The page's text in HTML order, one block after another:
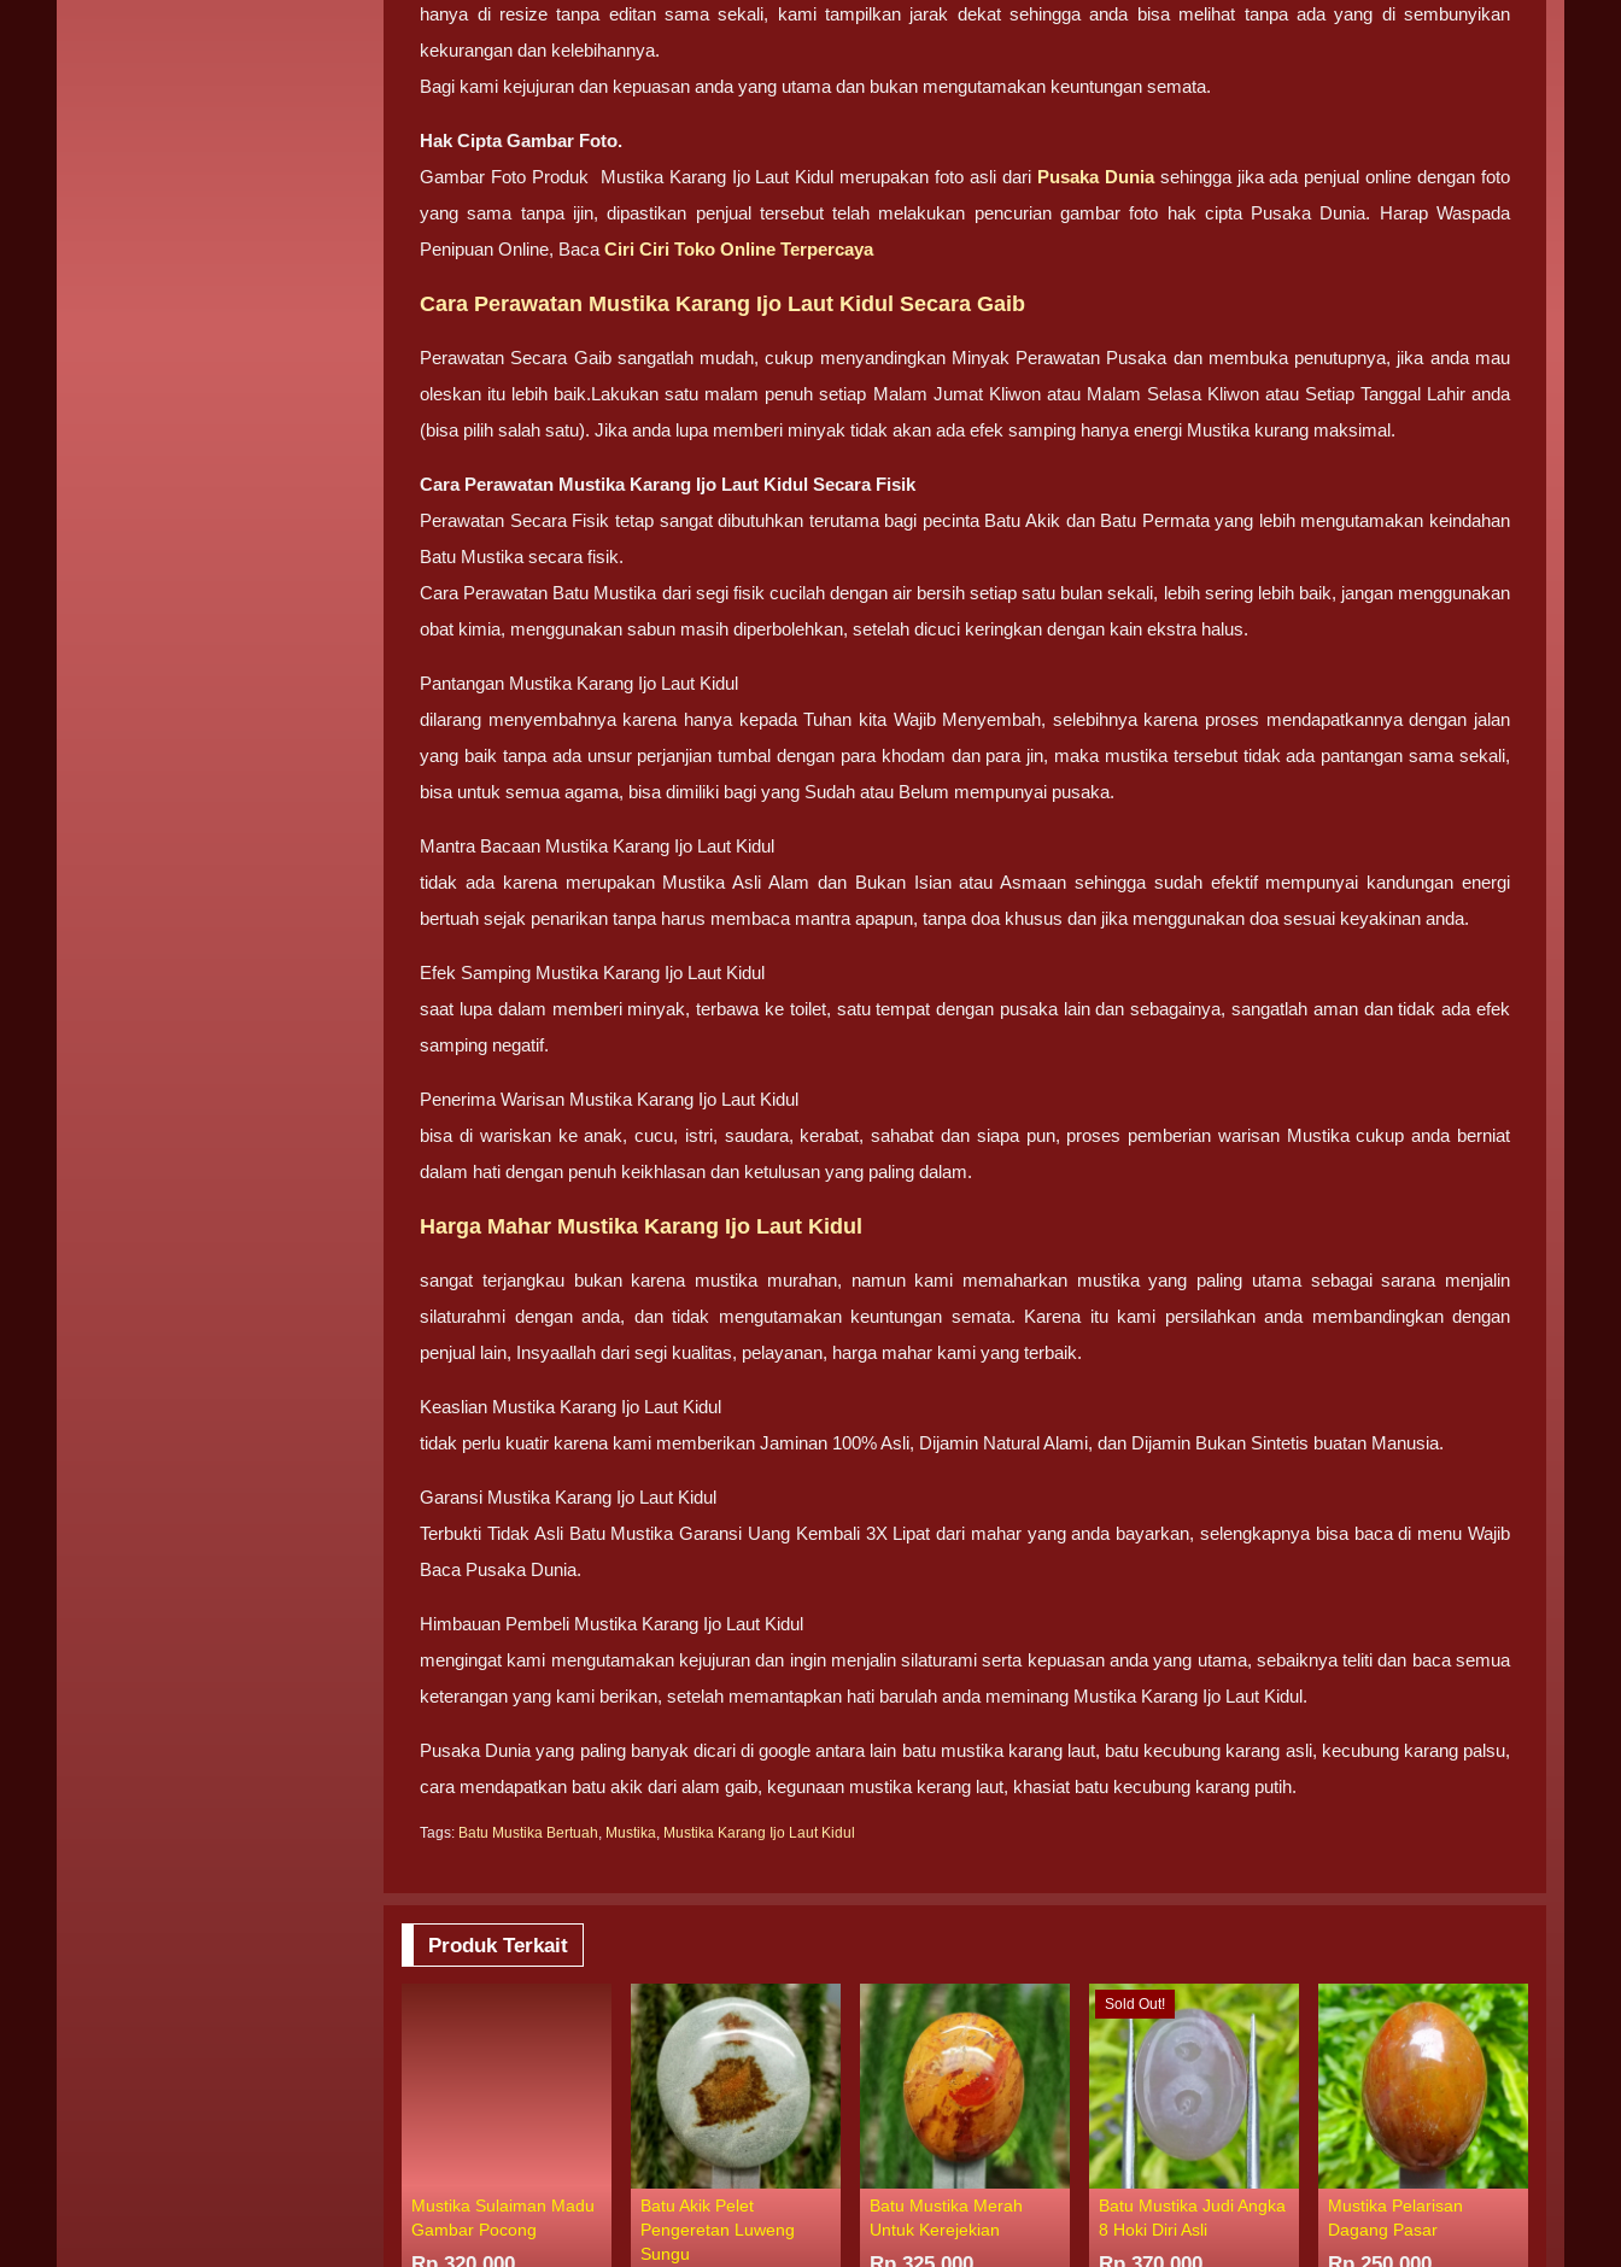
hanya di resize tanpa editan sama sekali, kami tampilkan jarak dekat sehingga anda bisa melihat tanpa ada yang di sembunyikan
kekurangan dan kelebihannya.
Bagi kami kejujuran dan kepuasan anda yang utama dan bukan mengutamakan keuntungan semata.
Hak Cipta Gambar Foto.
Gambar Foto Produk Mustika Karang Ijo Laut Kidul merupakan foto asli dari Pusaka Duniasehingga jika ada penjual online dengan foto
yang sama tanpa ijin, dipastikan penjual tersebut telah melakukan pencurian gambar foto hak cipta Pusaka Dunia. Harap Waspada
Penipuan Online, BacaCiri Ciri Toko Online Terpercaya
Cara Perawatan Mustika Karang Ijo Laut Kidul Secara Gaib
Perawatan Secara Gaib sangatlah mudah, cukup menyandingkan Minyak Perawatan Pusaka dan membuka penutupnya, jika anda mau
oleskan itu lebih baik.Lakukan satu malam penuh setiap Malam Jumat Kliwon atau Malam Selasa Kliwon atau Setiap Tanggal Lahir anda
(bisa pilih salah satu). Jika anda lupa memberi minyak tidak akan ada efek samping hanya energi Mustika kurang maksimal.
Cara Perawatan Mustika Karang Ijo Laut Kidul Secara Fisik
Perawatan Secara Fisik tetap sangat dibutuhkan terutama bagi pecinta Batu Akik dan Batu Permata yang lebih mengutamakan keindahan
Batu Mustika secara fisik.
Cara Perawatan Batu Mustika dari segi fisik cucilah dengan air bersih setiap satu bulan sekali, lebih sering lebih baik, jangan menggunakan
obat kimia, menggunakan sabun masih diperbolehkan, setelah dicuci keringkan dengan kain ekstra halus.
Pantangan Mustika Karang Ijo Laut Kidul
dilarang menyembahnya karena hanya kepada Tuhan kita Wajib Menyembah, selebihnya karena proses mendapatkannya dengan jalan
yang baik tanpa ada unsur perjanjian tumbal dengan para khodam dan para jin, maka mustika tersebut tidak ada pantangan sama sekali,
bisa untuk semua agama, bisa dimiliki bagi yang Sudah atau Belum mempunyai pusaka.
Mantra Bacaan Mustika Karang Ijo Laut Kidul
tidak ada karena merupakan Mustika Asli Alam dan Bukan Isian atau Asmaan sehingga sudah efektif mempunyai kandungan energi
bertuah sejak penarikan tanpa harus membaca mantra apapun, tanpa doa khusus dan jika menggunakan doa sesuai keyakinan anda.
Efek Samping Mustika Karang Ijo Laut Kidul
saat lupa dalam memberi minyak, terbawa ke toilet, satu tempat dengan pusaka lain dan sebagainya, sangatlah aman dan tidak ada efek
samping negatif.
Penerima Warisan Mustika Karang Ijo Laut Kidul
bisa di wariskan ke anak, cucu, istri, saudara, kerabat, sahabat dan siapa pun, proses pemberian warisan Mustika cukup anda berniat
dalam hati dengan penuh keikhlasan dan ketulusan yang paling dalam.
Harga Mahar Mustika Karang Ijo Laut Kidul
sangat terjangkau bukan karena mustika murahan, namun kami memaharkan mustika yang paling utama sebagai sarana menjalin
silaturahmi dengan anda, dan tidak mengutamakan keuntungan semata. Karena itu kami persilahkan anda membandingkan dengan
penjual lain, Insyaallah dari segi kualitas, pelayanan, harga mahar kami yang terbaik.
Keaslian Mustika Karang Ijo Laut Kidul
tidak perlu kuatir karena kami memberikan Jaminan 100% Asli, Dijamin Natural Alami, dan Dijamin Bukan Sintetis buatan Manusia.
Garansi Mustika Karang Ijo Laut Kidul
Terbukti Tidak Asli Batu Mustika Garansi Uang Kembali 3X Lipat dari mahar yang anda bayarkan, selengkapnya bisa baca di menu Wajib
Baca Pusaka Dunia.
Himbauan Pembeli Mustika Karang Ijo Laut Kidul
mengingat kami mengutamakan kejujuran dan ingin menjalin silaturami serta kepuasan anda yang utama, sebaiknya teliti dan baca semua
keterangan yang kami berikan, setelah memantapkan hati barulah anda meminang Mustika Karang Ijo Laut Kidul.
Pusaka Dunia yang paling banyak dicari di google antara lain batu mustika karang laut, batu kecubung karang asli, kecubung karang palsu,
cara mendapatkan batu akik dari alam gaib, kegunaan mustika kerang laut, khasiat batu kecubung karang putih.
Tags: Batu Mustika Bertuah, Mustika, Mustika Karang Ijo Laut Kidul
Produk Terkait
Mustika Sulaiman Madu
Gambar Pocong
Batu Akik Pelet
Pengeretan Luweng
Sungu
Batu Mustika Merah
Untuk Kerejekian
Sold Out!
Batu Mustika Judi Angka
8 Hoki Diri Asli
Mustika Pelarisan
Dagang Pasar